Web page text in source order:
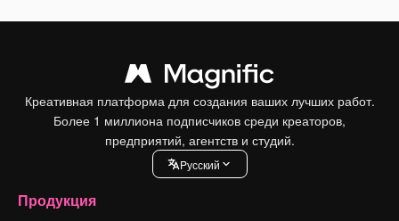
Креативная платформа для создания ваших лучших работ.
Более 1 миллиона подписчиков среди креаторов,
предприятий, агентств и студий.
Pусский
Продукция